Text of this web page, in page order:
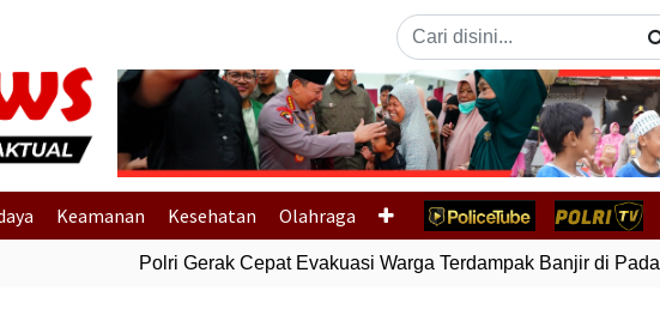
Previous
Keamanan Kesehatan Olahraga
Polri Gerak Cepat Evakuasi Warga Terdampak Banjir di Padang